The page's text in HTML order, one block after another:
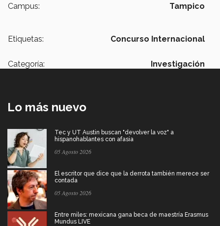
Campus:
Tampico
Etiquetas: Concurso Internacional
Categoría: Investigación
Lo más nuevo
Tec y UT Austin buscan "devolver la voz" a
hispanohablantes con afasia
05 Agosto 2026
El escritor que dice que la derrota también merece ser
contada
05 Agosto 2026
Entre miles: mexicana gana beca de maestría Erasmus
Mundus LIVE